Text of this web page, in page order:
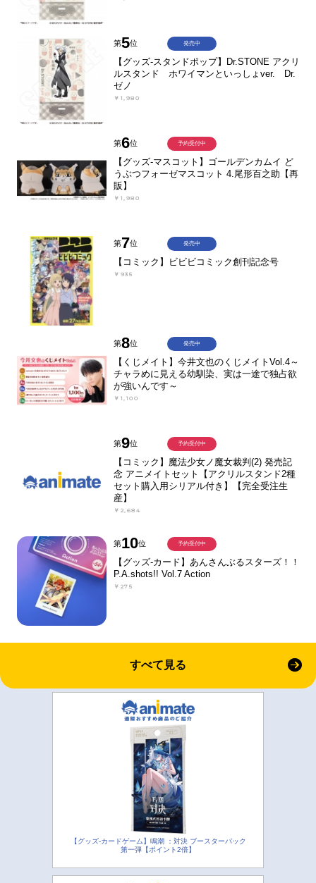
第5位
【グッズ-スタンドポップ】Dr.STONE アクリ
ルスタンド ホワイマンといっしょver. Dr.
ゼノ
￥1,980
発売中
第6位
【グッズ-マスコット】ゴールデンカムイ ど
うぶつフォーゼマスコット 4.尾形百之助【再
販】
￥1,980
予約受付中
第7位
【コミック】ビビビコミック創刊記念号
￥935
発売中
第8位
【くじメイト】今井文也のくじメイトVol.4～
チャラめに見える幼馴染、実は一途で独占欲
が強いんです～
￥1,100
発売中
第9位
【コミック】魔法少女ノ魔女裁判(2) 発売記
念 アニメイトセット【アクリルスタンド2種
セット購入用シリアル付き】【完全受注生
産】
￥2,684
予約受付中
第10位
【グッズ-カード】あんさんぶるスターズ！！
P.A.shots!! Vol.7 Action
￥275
予約受付中
すべて見る
【グッズ-カードゲーム】鳴潮 ：対決 ブースターパック
第一弾【ポイント2倍】